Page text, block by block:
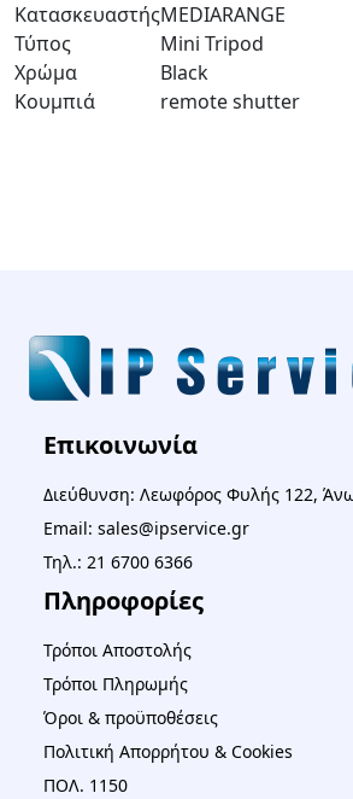
ΚατασκευαστήςMEDIARANGE
Τύπος
Mini Tripod
Χρώμα
Black
Κουμπιά
remote shutter
Επικοινωνία
Διεύθυνση: Λεωφόρος Φυλής 122,
Email: sales@ipservice.gr
Τηλ.: 21 6700 6366
Πληροφορίες
Τρόποι Αποστολής
Τρόποι Πληρωμής
Όροι & προϋποθέσεις
Πολιτική Απορρήτου & Cookies
ΠΟΛ. 1150